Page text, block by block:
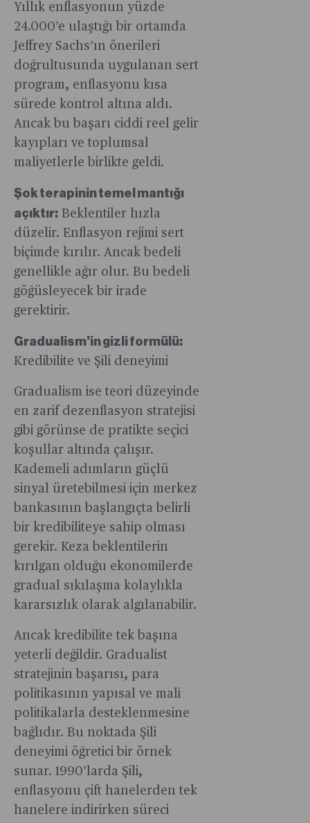
Yıllık enflasyonun yüzde
24.000’e ulaştığı bir ortamda
Jeffrey Sachs’ın önerileri
doğrultusunda uygulanan sert
program, enflasyonu kısa
sürede kontrol altına aldı.
Ancak bu başarı ciddi reel gelir
kayıpları ve toplumsal
maliyetlerle birlikte geldi.
Şok terapinin temel mantığı
açıktır: Beklentiler hızla
düzelir. Enflasyon rejimi sert
biçimde kırılır. Ancak bedeli
genellikle ağır olur. Bu bedeli
göğüsleyecek bir irade
gerektirir.
Gradualism’in gizli formülü:
Kredibilite ve Şili deneyimi
Gradualism ise teori düzeyinde
en zarif dezenflasyon stratejisi
gibi görünse de pratikte seçici
koşullar altında çalışır.
Kademeli adımların güçlü
sinyal üretebilmesi için merkez
bankasının başlangıçta belirli
bir kredibiliteye sahip olması
gerekir. Keza beklentilerin
kırılgan olduğu ekonomilerde
gradual sıkılaşma kolaylıkla
kararsızlık olarak algılanabilir.
Ancak kredibilite tek başına
yeterli değildir. Gradualist
stratejinin başarısı, para
politikasının yapısal ve mali
politikalarla desteklenmesine
bağlıdır. Bu noktada Şili
deneyimi öğretici bir örnek
sunar. 1990’larda Şili,
enflasyonu çift hanelerden tek
hanelere indirirken süreci